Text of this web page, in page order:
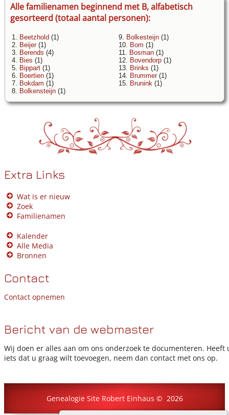
Alle familienamen beginnend met B, alfabetisch
gesorteerd (totaal aantal personen):
1. Beetzhold (1)
2. Beijer(1)
3. Berends (4)
4. Bies (1)
5. Bippart (1)
6. Boertien (1)
7. Bokdam (1)
8. Bolkensteijn (1)
9. Bolkesteijn (1)
10. Bom (1)
11. Bosman (1)
12. Bovendorp (1)
13. Brinks (1)
14. Brummer(1)
15. Brunink (1)
Extra Links
Wat is er nieuw
Zoek
Familienamen
Kalender
Alle Media
Bronnen
Contact
Contact opnemen
Bericht van de webmaster
Wij doen er alles aan om ons onderzoek te documenteren. Heeft
iets dat u graag wilt toevoegen, neem dan contact met ons op.
Genealogie Site Robert Einhaus © 2026